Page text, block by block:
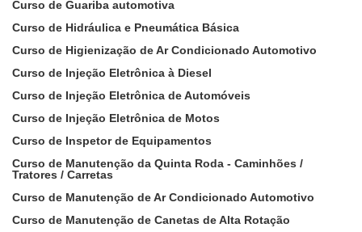
Curso de Guariba automotiva
Curso de Hidráulica e Pneumática Básica
Curso de Higienização de Ar Condicionado Automotivo
Curso de Injeção Eletrônica à Diesel
Curso de Injeção Eletrônica de Automóveis
Curso de Injeção Eletrônica de Motos
Curso de Inspetor de Equipamentos
Curso de Manutenção da Quinta Roda - Caminhões /
Tratores / Carretas
Curso de Manutenção de Ar Condicionado Automotivo
Curso de Manutenção de Canetas de Alta Rotação